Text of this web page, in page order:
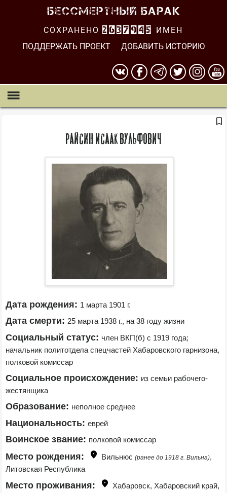
СОХРАНЕНО 2637945
ИМЕН
ПОДДЕРЖАТЬ ПРОЕКТ
ДОБАВИТЬ ИСТОРИЮ
Райсин Исаак Вульфович
Дата рождения: 1 марта 1901 г.
Дата смерти: 25 марта 1938 г., на 38 году жизни
Социальный статус: член ВКП(б) с 1919 года;
начальник политотдела спецчастей Хабаровского гарнизона,
полковой комиссар
Социальное происхождение: из семьи рабочего-
жестянщика
Образование: неполное среднее
Национальность: еврей
Воинское звание: полковой комиссар
Место рождения: Вильнюс (ранее до 1918 г. Вильна),
Литовская Республика
Место проживания:
Хабаровск, Хабаровский край,